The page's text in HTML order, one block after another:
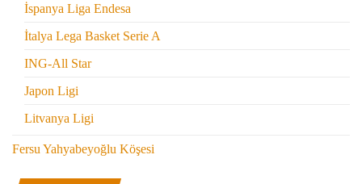
İspanya Liga Endesa
İtalya Lega Basket Serie A
ING-All Star
Japon Ligi
Litvanya Ligi
Fersu Yahyabeyoğlu Köşesi